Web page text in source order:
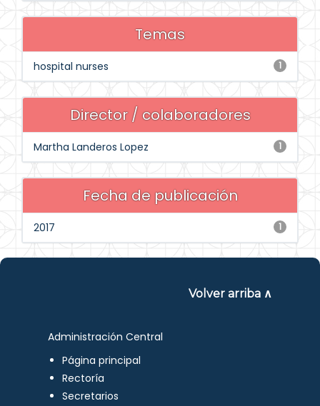
Temas
1
hospital nurses
Director / colaboradores
1
Martha Landeros Lopez
Fecha de publicación
1
2017
Volver arriba ∧
Administración Central
Página principal
Rectoría
Secretarios